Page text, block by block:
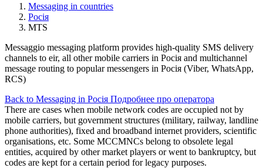
Messaging in countries
Росія
MTS
Messaggio messaging platform provides high-quality SMS delivery
channels to eir, all other mobile carriers in Росія and multichannel
message routing to popular messengers in Росія (Viber, WhatsApp,
RCS)
Back to Messaging in Росія Подробнее про оператора
There are cases when mobile network codes are occupied not by
mobile carriers, but government structures (military, railway, landline
phone authorities), fixed and broadband internet providers, scientific
organisations, etc. Some MCCMNCs belong to obsolete legal
entities, acquired by other market players or went to bankruptcy, but
codes are kept for a certain period for legacy purposes.